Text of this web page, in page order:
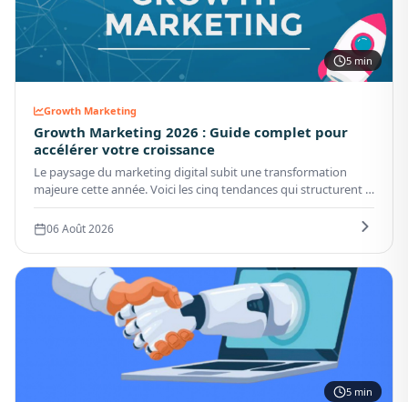
5 min
Growth Marketing
Growth Marketing 2026 : Guide complet pour
accélérer votre croissance
Le paysage du marketing digital subit une transformation
majeure cette année. Voici les cinq tendances qui structurent la
stratégie des entreprises performantes.
06 Août 2026
5 min